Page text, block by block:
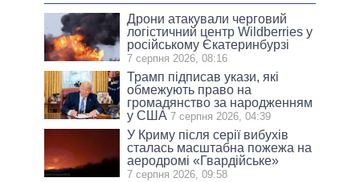
Дрони атакували черговий
логістичний центр Wildberries у
російському Єкатеринбурзі
7 серпня 2026, 08:16
Трамп підписав укази, які
обмежують право на
громадянство за народженням
у США 7 серпня 2026, 04:39
У Криму після серії вибухів
сталась масштабна пожежа на
аеродромі «Гвардійське»
7 серпня 2026, 09:58